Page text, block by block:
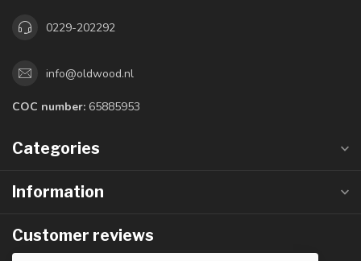
0229-202292
info@oldwood.nl
COC number: 65885953
Categories
Information
Customer reviews